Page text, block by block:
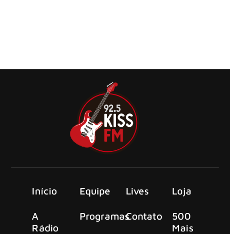
Início
A
Rádio
Equipe
Programas
Lives
Contato
Loja
500
Mais